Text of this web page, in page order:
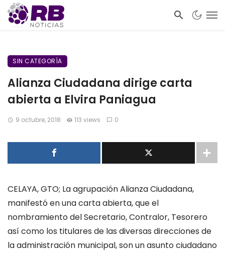
SIN CATEGORÍA
Alianza Ciudadana dirige carta
abierta a Elvira Paniagua
9 octubre, 2018 113 views 0
CELAYA, GTO; La agrupación Alianza Ciudadana,
manifestó en una carta abierta, que el
nombramiento del Secretario, Contralor, Tesorero
así como los titulares de las diversas direcciones de
la administración municipal, son un asunto ciudadano